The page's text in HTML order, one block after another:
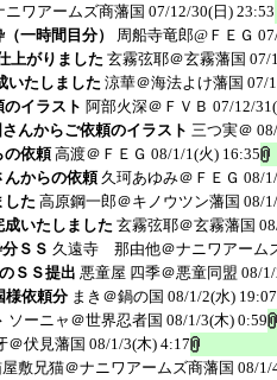
ニワアームズ商藩国 07/12/30(日) 23:53
一時間目分）
周船寺竜郎@ＦＥＧ
上がりました 玄霧弦耶＠玄霧藩国 07/
いたしました 涼華＠海法よけ藩国 07/
イラスト 阿部火深＠ＦＶＢ 07/12/
んからご依頼のイラスト 三つ実＠
の依頼 高渡＠ＦＥＧ 08/1/1(火) 16:35
んからの依頼 久珂あゆみ＠ＦＥＧ 08/
した 高原鋼一郎＠キノウツン藩国 08/
いたしました 玄霧弦耶＠玄霧藩国
ＳＳ 久遠寺 那由他＠ナニワアーム
ＳＳ提出 悪童屋 四季＠悪童同盟 08/
様依頼分 まき＠鍋の国 08/1/2(水) 19:07
ソーニャ＠世界忍者国 08/1/3(木) 0:59
＠伏見藩国 08/1/3(木) 4:17
敷兄猫＠ナニワアームズ商藩国 08/1/